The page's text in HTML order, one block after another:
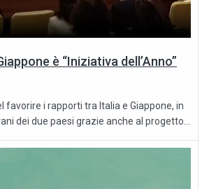
è “Iniziativa dell’Anno”
favorire i rapporti tra Italia e Giappone, in
dei due paesi grazie anche al progetto...